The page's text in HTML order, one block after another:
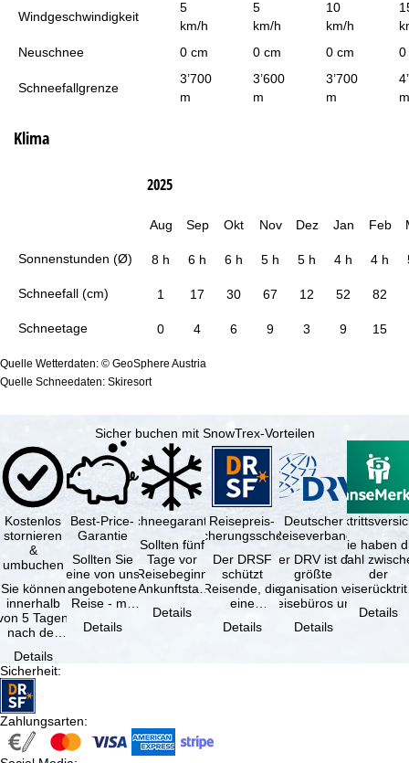
Windgeschwindigkeit
5
km/h
5
km/h
10
km/h
Neuschnee
0 cm 0 cm 0 cm 0
Schneefallgrenze
3’700
m
3’600
m
3’700
m
m
Klima
Sonnenstunden (Ø)
Schneefall (cm)
Schneetage
2025
Aug Sep Okt Nov Dez Jan Feb
8 h 6 h 6 h 5 h 5 h 4 h 4 h
1 17 30 67 12 52 82
0 4 6 9 3 9 15
Quelle Wetterdaten: © GeoSphere Austria
Quelle Schneedaten: Skiresort
Sicher buchen mit SnowTrex-Vorteilen
Kostenlos
stornieren
&
umbuchen
Sie können
innerhalb
5 Tagen
nach der
kostenfrei
…
Details
Best-Price-
Garantie
Sollten Sie
eine von uns
angebotene
Reise - mit
Leistung und
Details
Schneegarantie
Sollten fünf
Tage vor
Reisebeginn
(Ankunftstag)
Schneemangel
Details
Reisepreis-
Sicherungsschein
Der DRSF
schützt
Reisende, die
eine
oder
Details
Deutscher
Reiseverband
Der DRV ist die
größte
Organisation von
Reisebüros und
Reiseveranstaltern
in …
Details
Sie haben
Wahl
der
(inklusive
Details
Sicherheit:
Zahlungsarten: